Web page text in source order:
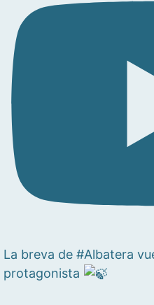
La breva de #Albatera
protagonista